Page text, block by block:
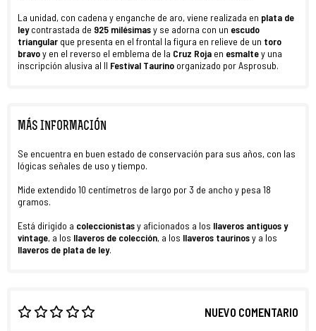
La unidad, con cadena y enganche de aro, viene realizada en plata de
leycontrastada de 925 milésimasy se adorna con un escudo
triangular que presenta en el frontal la figura en relieve de un toro
bravoy en el reverso el emblema de la Cruz Roja en esmaltey una
inscripción alusiva al II Festival Taurino organizado por Asprosub.
MÁS INFORMACIÓN
Se encuentra en buen estado de conservación para sus años, con las
lógicas señales de uso y tiempo.
Mide extendido 10 centímetros de largo por 3 de ancho y pesa 18
gramos.
Está dirigido a coleccionistasy aficionados a los llaveros antiguos y
vintage, a los llaveros de colección, a los llaveros taurinosy a los
llaveros de plata de ley.
NUEVO COMENTARIO